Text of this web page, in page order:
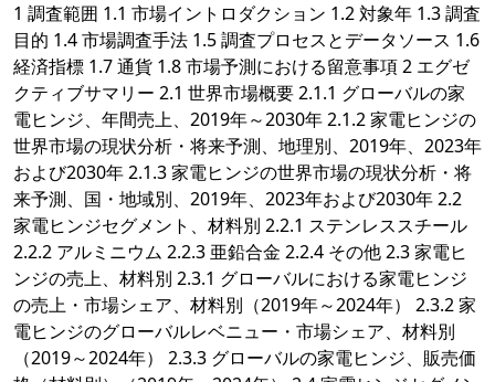
1 調査範囲 1.1 市場イントロダクション 1.2 対象年 1.3 調査
目的 1.4 市場調査手法 1.5 調査プロセスとデータソース 1.6
経済指標 1.7 通貨 1.8 市場予測における留意事項 2 エグゼ
クティブサマリー 2.1 世界市場概要 2.1.1 グローバルの家
電ヒンジ、年間売上、2019年～2030年 2.1.2 家電ヒンジの
世界市場の現状分析・将来予測、地理別、2019年、2023年
および2030年 2.1.3 家電ヒンジの世界市場の現状分析・将
来予測、国・地域別、2019年、2023年および2030年 2.2
家電ヒンジセグメント、材料別 2.2.1 ステンレススチール
2.2.2 アルミニウム 2.2.3 亜鉛合金 2.2.4 その他 2.3 家電ヒ
ンジの売上、材料別 2.3.1 グローバルにおける家電ヒンジ
の売上・市場シェア、材料別（2019年～2024年） 2.3.2 家
電ヒンジのグローバルレベニュー・市場シェア、材料別
（2019～2024年） 2.3.3 グローバルの家電ヒンジ、販売価